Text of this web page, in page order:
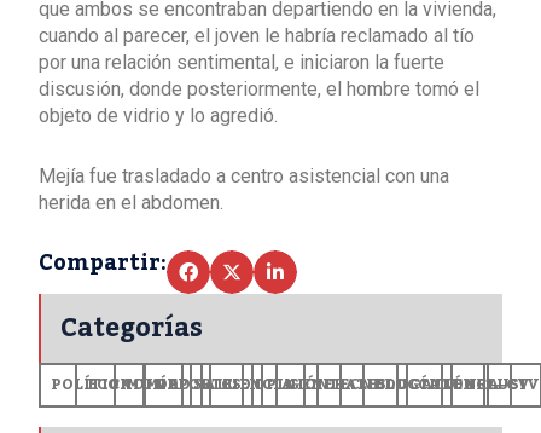
que ambos se encontraban departiendo en la vivienda,
cuando al parecer, el joven le habría reclamado al tío
por una relación sentimental, e iniciaron la fuerte
discusión, donde posteriormente, el hombre tomó el
objeto de vidrio y lo agredió.
Mejía fue trasladado a centro asistencial con una
herida en el abdomen.
Compartir:
Categorías
POLÍTICA
ECONOMÍA
MUNDODEPORTES
SALUDCIENCIA
OPINIÓN
GENERALES
TECNOLOGÍA
EDUCACIÓN
CULTURA+CV